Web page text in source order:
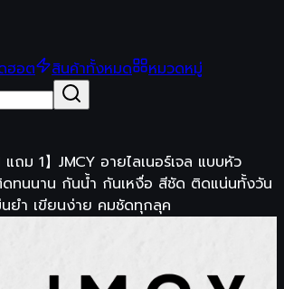
ฮอต สินค้าทั้งหมด หมวดหมู่
แถม 1】JMCY อายไลเนอร์เจล แบบหัว
ทนนาน กันน้ำ กันเหงื่อ สีชัด ติดแน่นทั้งวัน
ยำ เขียนง่าย คมชัดทุกลุค